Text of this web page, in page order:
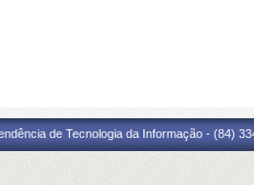
de Tecnologia da Informação - (84)